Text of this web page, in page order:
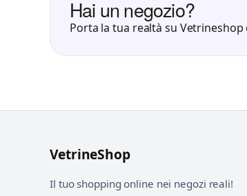
Hai un negozio?
Porta la tua realtà su
VetrineShop
Il tuo shopping online nei negozi reali!